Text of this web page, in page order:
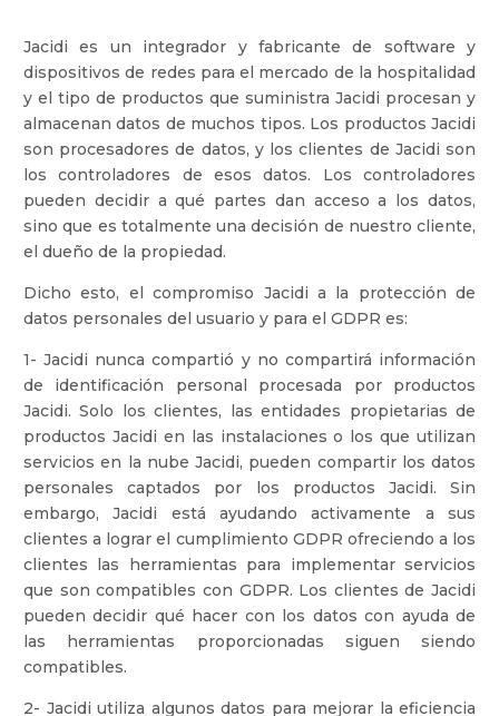
Jacidi es un integrador y fabricante de software y
dispositivos de redes para el mercado de la hospitalidad
y el tipo de productos que suministra Jacidi procesan y
almacenan datos de muchos tipos. Los productos Jacidi
son procesadores de datos, y los clientes de Jacidi son
los controladores de esos datos. Los controladores
pueden decidir a qué partes dan acceso a los datos,
sino que es totalmente una decisión de nuestro cliente,
el dueño de la propiedad.
Dicho esto, el compromiso Jacidi a la protección de
datos personales del usuario y para el GDPR es:
1- Jacidi nunca compartió y no compartirá información
de identificación personal procesada por productos
Jacidi. Solo los clientes, las entidades propietarias de
productos Jacidi en las instalaciones o los que utilizan
servicios en la nube Jacidi, pueden compartir los datos
personales captados por los productos Jacidi. Sin
embargo, Jacidi está ayudando activamente a sus
clientes a lograr el cumplimiento GDPR ofreciendo a los
clientes las herramientas para implementar servicios
que son compatibles con GDPR. Los clientes de Jacidi
pueden decidir qué hacer con los datos con ayuda de
las herramientas proporcionadas siguen siendo
compatibles.
2- Jacidi utiliza algunos datos para mejorar la eficiencia